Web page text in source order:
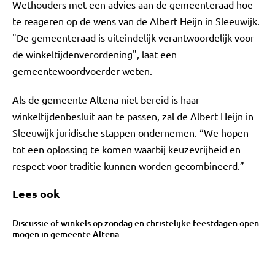
Wethouders met een advies aan de gemeenteraad hoe
te reageren op de wens van de Albert Heijn in Sleeuwijk.
"De gemeenteraad is uiteindelijk verantwoordelijk voor
de winkeltijdenverordening", laat een
gemeentewoordvoerder weten.
Als de gemeente Altena niet bereid is haar
winkeltijdenbesluit aan te passen, zal de Albert Heijn in
Sleeuwijk juridische stappen ondernemen. “We hopen
tot een oplossing te komen waarbij keuzevrijheid en
respect voor traditie kunnen worden gecombineerd.”
Lees ook
Discussie of winkels op zondag en christelijke feestdagen open
mogen in gemeente Altena